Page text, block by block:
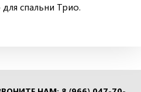
спальни Трио.